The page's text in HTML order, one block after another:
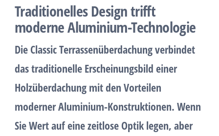
Traditionelles Design trifft
moderne Aluminium-Technologie
Die Classic Terrassenüberdachungverbindet
das traditionelle Erscheinungsbild einer
Holzüberdachung mit den Vorteilen
moderner Aluminium-Konstruktionen. Wenn
Sie Wert auf eine zeitlose Optik legen, aber